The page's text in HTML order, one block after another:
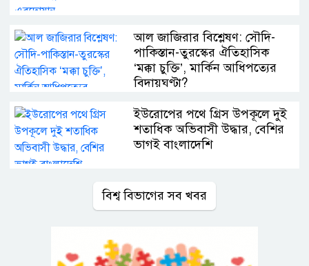
আল জাজিরার বিশ্লেষণ: সৌদি-
পাকিস্তান-তুরস্কের ঐতিহাসিক
‘মক্কা চুক্তি’, মার্কিন আধিপত্যের
বিদায়ঘণ্টা?
ইউরোপের পথে গ্রিস উপকূলে দুই
শতাধিক অভিবাসী উদ্ধার, বেশির
ভাগই বাংলাদেশি
বিশ্ব বিভাগের সব খবর